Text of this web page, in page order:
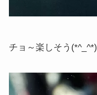
チョ～楽しそう(*^_^*)